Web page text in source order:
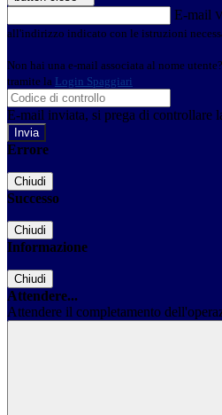
E-mail
all'indirizzo indicato con le istruzioni
Non hai una e-mail associata al nome
tramite la Login Spaggiari
E-mail inviata, si prega di controllare
Errore
Chiudi
Successo
Chiudi
Informazione
Chiudi
Attendere...
Attendere il completamento